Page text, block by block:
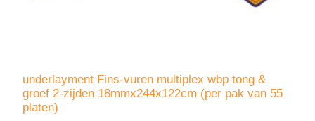
underlayment Fins-vuren multiplex wbp tong &
groef 2-zijden 18mmx244x122cm (per pak van 55
platen)